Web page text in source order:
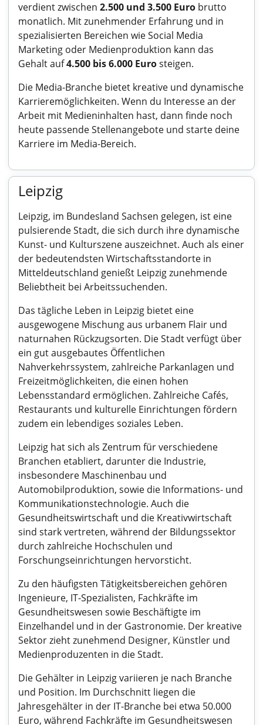
verdient zwischen 2.500 und 3.500 Euro brutto
monatlich. Mit zunehmender Erfahrung und in
spezialisierten Bereichen wie Social Media
Marketing oder Medienproduktion kann das
Gehalt auf4.500 bis 6.000 Eurosteigen.
Die Media-Branche bietet kreative und dynamische
Karrieremöglichkeiten. Wenn du Interesse an der
Arbeit mit Medieninhalten hast, dann finde noch
heute passende Stellenangebote und starte deine
Karriere im Media-Bereich.
Leipzig
Leipzig, im Bundesland Sachsen gelegen, ist eine
pulsierende Stadt, die sich durch ihre dynamische
Kunst- und Kulturszene auszeichnet. Auch als einer
der bedeutendsten Wirtschaftsstandorte in
Mitteldeutschland genießt Leipzig zunehmende
Beliebtheit bei Arbeitssuchenden.
Das tägliche Leben in Leipzig bietet eine
ausgewogene Mischung aus urbanem Flair und
naturnahen Rückzugsorten. Die Stadt verfügt über
ein gut ausgebautes Öffentlichen
Nahverkehrssystem, zahlreiche Parkanlagen und
Freizeitmöglichkeiten, die einen hohen
Lebensstandard ermöglichen. Zahlreiche Cafés,
Restaurants und kulturelle Einrichtungen fördern
zudem ein lebendiges soziales Leben.
Leipzig hat sich als Zentrum für verschiedene
Branchen etabliert, darunter die Industrie,
insbesondere Maschinenbau und
Automobilproduktion, sowie die Informations- und
Kommunikationstechnologie. Auch die
Gesundheitswirtschaft und die Kreativwirtschaft
sind stark vertreten, während der Bildungssektor
durch zahlreiche Hochschulen und
Forschungseinrichtungen hervorsticht.
Zu den häufigsten Tätigkeitsbereichen gehören
Ingenieure, IT-Spezialisten, Fachkräfte im
Gesundheitswesen sowie Beschäftigte im
Einzelhandel und in der Gastronomie. Der kreative
Sektor zieht zunehmend Designer, Künstler und
Medienproduzenten in die Stadt.
Die Gehälter in Leipzig variieren je nach Branche
und Position. Im Durchschnitt liegen die
Jahresgehälter in der IT-Branche bei etwa 50.000
Euro, während Fachkräfte im Gesundheitswesen